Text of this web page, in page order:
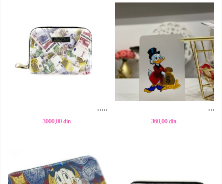
3000,00 din.
Dodaj u korpu
360,00din.